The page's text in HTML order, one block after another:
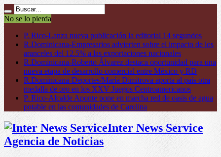
No se lo pierda
P. Rico-Lanza nueva publicación la editorial 14 segundos
R.Dominicana-Empresarios advierten sobre el impacto de los
aranceles del 12.5% a las exportaciones nacionales
R.Dominicana-Roberto Álvarez destaca oportunidad para una
nueva etapa de desarrollo comercial entre México y RD
R.Dominicana-Deportes/María Dimitrova aporta al país otra
medalla de oro en los XXV Juegos Centroamericanos
P. Rico-Alcalde Aponte pone en marcha red de oasis de agua
potable en las comunidades de Carolina
Inter News Service
Agencia de Noticias